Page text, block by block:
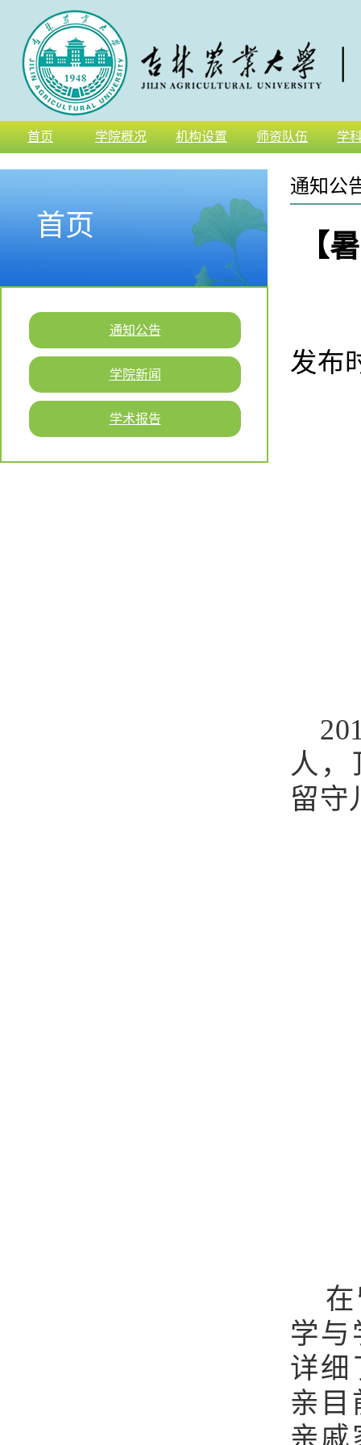
首页 学院概况 机构设置 师资队伍 学
首页
通知公告
学院新闻
学术报告
通知公
【
发布
人，
留守
在
学与
详细
亲目
亲戚